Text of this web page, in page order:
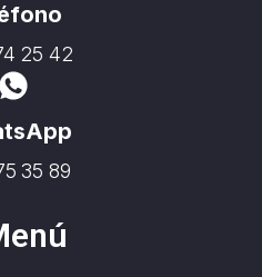
25 42
35 89